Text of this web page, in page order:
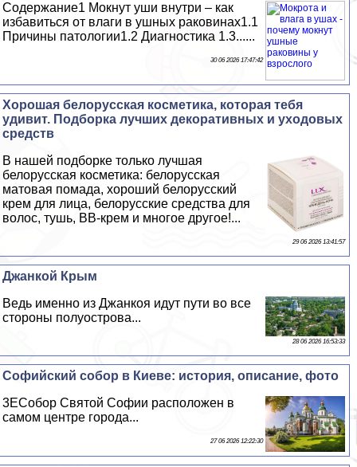
Содержание1 Мокнут уши внутри – как
избавиться от влаги в ушных paковинах1.1
Причины патологии1.2 Диагностика 1.3......
30 06 2026 17:47:42
Хорошая белорусская косметика, которая тебя
удивит. Подборка лучших декоративных и уходовых
средств
В нашей подборке только лучшая
белорусская косметика: белорусская
матовая помада, хороший белорусский
крем для лица, белорусские средства для
волос, тушь, ВВ-крем и многое другое!...
29 06 2026 13:41:57
Джанкой Крым
Ведь именно из Джанкоя идут пути во все
стороны полуострова...
28 06 2026 16:53:33
Софийский собор в Киеве: история, описание, фото
3EСобор Святой Софии расположен в
самом центре города...
27 06 2026 12:22:30